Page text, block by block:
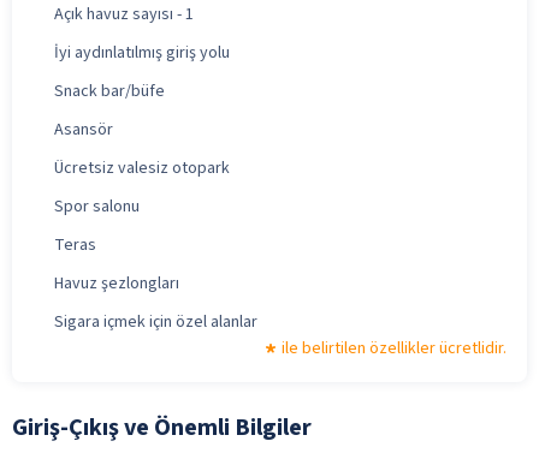
Açık havuz sayısı - 1
İyi aydınlatılmış giriş yolu
Snack bar/büfe
Asansör
Ücretsiz valesiz otopark
Spor salonu
Teras
Havuz şezlongları
Sigara içmek için özel alanlar
ile belirtilen özellikler ücretlidir.
Giriş-Çıkış ve Önemli Bilgiler